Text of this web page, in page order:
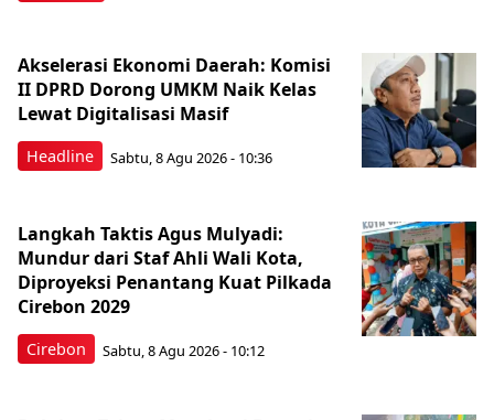
Headline
Akselerasi Ekonomi Daerah: Komisi
II DPRD Dorong UMKM Naik Kelas
Lewat Digitalisasi Masif
Sabtu, 8 Agu 2026 - 10:36
Cirebon
Langkah Taktis Agus Mulyadi:
Mundur dari Staf Ahli Wali Kota,
Diproyeksi Penantang Kuat Pilkada
Cirebon 2029
Sabtu, 8 Agu 2026 - 10:12